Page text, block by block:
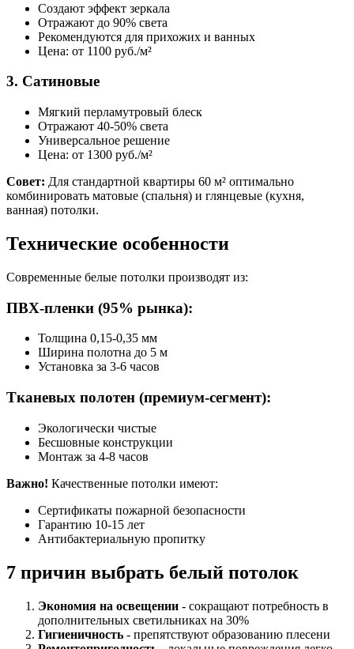
Создают эффект зеркала
Отражают до 90% света
Рекомендуются для прихожих и ванных
Цена: от 1100 руб./м²
3. Сатиновые
Мягкий перламутровый блеск
Отражают 40-50% света
Универсальное решение
Цена: от 1300 руб./м²
Совет: Для стандартной квартиры 60 м² оптимально
комбинировать матовые (спальня) и глянцевые (кухня,
ванная) потолки.
Технические особенности
Современные белые потолки производят из:
ПВХ-пленки (95% рынка):
Толщина 0,15-0,35 мм
Ширина полотна до 5 м
Установка за 3-6 часов
Тканевых полотен (премиум-сегмент):
Экологически чистые
Бесшовные конструкции
Монтаж за 4-8 часов
Важно! Качественные потолки имеют:
Сертификаты пожарной безопасности
Гарантию 10-15 лет
Антибактериальную пропитку
7 причин выбрать белый потолок
Экономия на освещении - сокращают потребность в
дополнительных светильниках на 30%
Гигиеничность - препятствуют образованию плесени